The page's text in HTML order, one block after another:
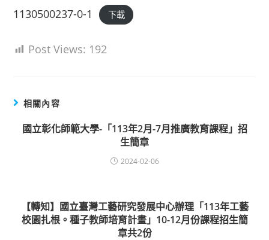
1130500237-0-1 下載
Post Views: 192
相關內容
國立彰化師範大學-「113年2月-7月推廣教育課程」招
生簡章
2024-02-06
【轉知】國立臺灣工藝研究發展中心辦理「113年工藝
校園扎根。種子教師培育計畫」10-12月份課程招生簡
章共2份